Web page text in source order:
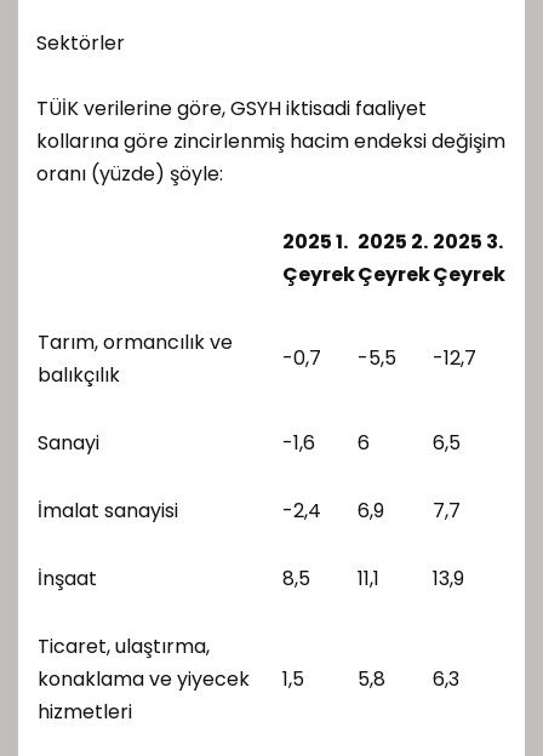
Sektörler
TÜİK verilerine göre, GSYH iktisadi faaliyet
kollarına göre zincirlenmiş hacim endeksi değişim
oranı (yüzde) şöyle:
2025 1.
Çeyrek
2025 2.
Çeyrek
2025 3.
Çeyrek
Tarım, ormancılık ve
balıkçılık
-0,7 -5,5 -12,7
Sanayi -1,6 6 6,5
İmalat sanayisi -2,4 6,9 7,7
İnşaat 8,5 11,1 13,9
Ticaret, ulaştırma,
konaklama ve yiyecek
hizmetleri
1,5 5,8 6,3